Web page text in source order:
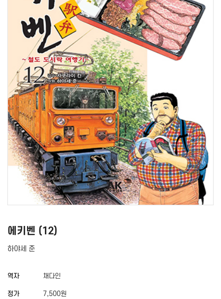
에키벤 (12)
하야세 준
역자 채다인
정가 7,500원